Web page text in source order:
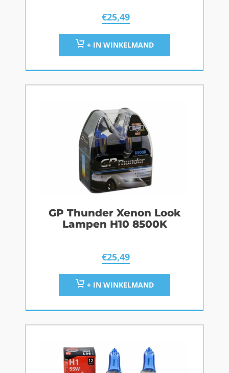
€25,49
+ IN WINKELMAND
GP Thunder Xenon Look
Lampen H10 8500K
€25,49
+ IN WINKELMAND